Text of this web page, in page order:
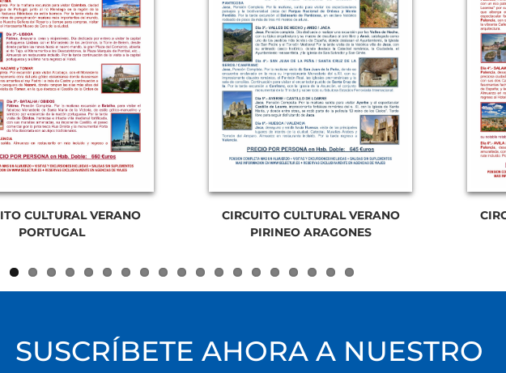
CULTURAL VERANO
PORTUGAL
CIRCUITO CULTURAL VERANO
PIRINEO ARAGONES
SUSCRÍBETE AHORA A NUESTRO